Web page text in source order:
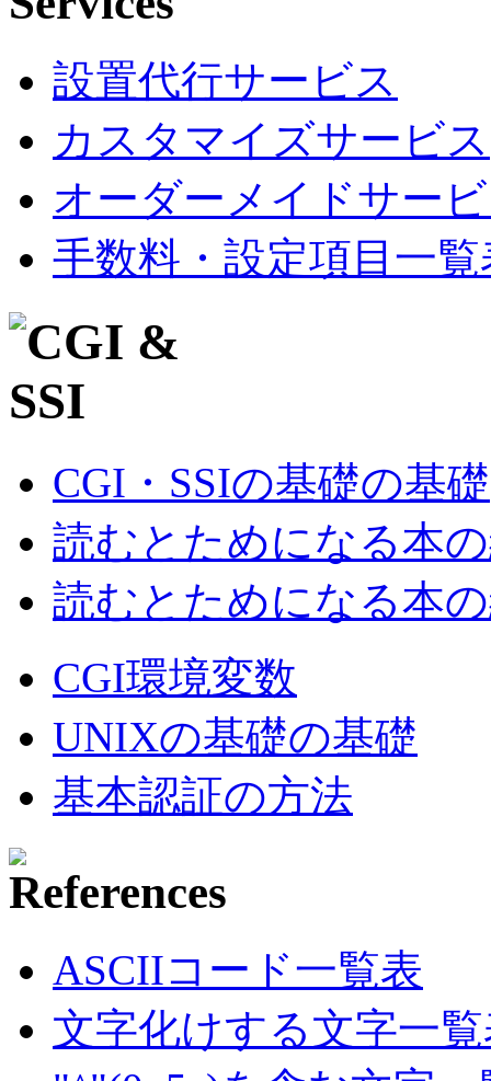
設置代行サービス
カスタマイズサービス
オーダーメイドサー
手数料・設定項目一覧
CGI・SSIの基礎の基礎
読むとためになる本
読むとためになる本
CGI環境変数
UNIXの基礎の基礎
基本認証の方法
ASCIIコード一覧表
文字化けする文字一